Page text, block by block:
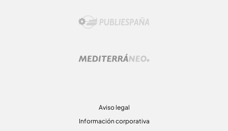
Aviso legal
Información corporativa